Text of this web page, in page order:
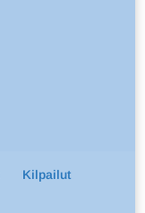
Kilpailut